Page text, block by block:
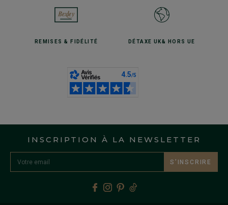
REMISES& FIDÉLITÉ DÉTAXE UK& HORS UE
INSCRIPTION À LA NEWSLETTER
S’INSCRIRE